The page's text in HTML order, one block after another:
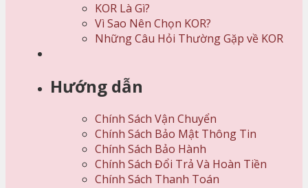
KOR Là Gì?
Vì Sao Nên Chọn KOR?
Những Câu Hỏi Thường Gặp về KOR
Hướng dẫn
Chính Sách Vận Chuyển
Chính Sách Bảo Mật Thông Tin
Chính Sách Bảo Hành
Chính Sách Đổi Trả Và Hoàn Tiền
Chính Sách Thanh Toán